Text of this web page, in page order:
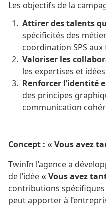
Les objectifs de la
Attirer des talents
spécificités des
coordination SPS
Valoriser les
les expertises et
Renforcer l’identité
des principes
communication
Concept : « Vous avez
TwinIn l’agence a
de l’idée« Vous avez
contributions
peut apporter à